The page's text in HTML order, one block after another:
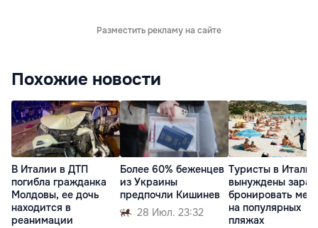
Разместить рекламу на сайте
Похожие новости
В Италии в ДТП
погибла гражданка
Молдовы, ее дочь
находится в
реанимации
Более 60% беженцев
из Украины
предпочли Кишинев
28 Июл. 23:32
Туристы в Италии
вынуждены
бронировать
на популярных
пляжах